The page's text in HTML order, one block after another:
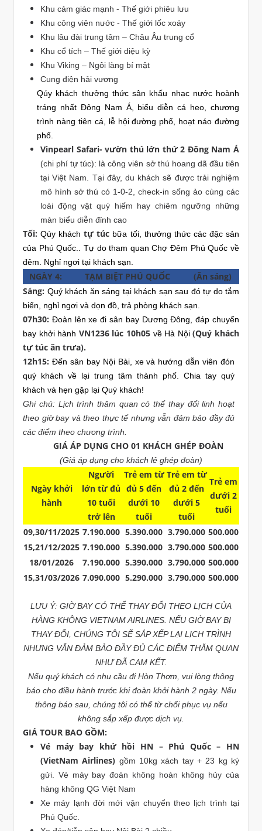
Khu cảm giác mạnh - Thế giới phiêu lưu
Khu công viên nước - Thế giới lốc xoáy
Khu lâu đài trung tâm – Châu Âu trung cổ
Khu cổ tích – Thế giới diệu kỳ
Khu Viking – Ngôi làng bí mật
Cung điện hải vương
Qúy khách thưởng thức sân khấu nhạc nước hoành
tráng nhất Đông Nam Á, biểu diễn cá heo, chương
trình nàng tiên cá, lễ hội đường phố, hoạt náo đường
phố.
Vinpearl Safari- vườn thú lớn thứ 2 Đông Nam Á
(chi phí tự túc): là công viên sở thú hoang dã đầu tiên
tại Việt Nam. Tại đây, du khách sẽ được trải nghiệm
mô hình sở thú có 1-0-2, check-in sống ảo cùng các
loài động vật quý hiếm hay chiêm ngưỡng những
màn biểu diễn đỉnh cao
Tối: Qúy kháchtự túc bữa tối, thưởng thức các đặc sản
của Phú Quốc.. Tự do tham quan Chợ Đêm Phú Quốc về
đêm. Nghỉ ngơi tại khách sạn.
NGÀY 4: TẠM BIỆT PHÚ QUỐC
(Ăn sáng)
Sáng: Quý khách ăn sáng tại khách sạn sau đó tự do tắm
biển, nghỉ ngơi và dọn đồ, trả phòng khách sạn.
07h30: Đoàn lên xe đi sân bay Dương Đông, đáp chuyến
bay khởi hành VN1236 lúc 10h05 về Hà Nội(Quý khách
tự túc ăn trưa).
12h15: Đến sân bay Nội Bài, xe và hướng dẫn viên đón
quý khách về lại trung tâm thành phố. Chia tay quý
khách và hẹn gặp lại Quý khách!
Ghi chú: Lịch trình thăm quan có thể thay đổi linh hoạt
theo giờ bay và theo thực tế nhưng vẫn đảm bảo đầy đủ
các điểm theo chương trình.
GIÁ ÁP DỤNG CHO 01 KHÁCH GHÉP ĐOÀN
(Giá áp dụng cho khách lẻ ghép đoàn)
Ngày khởi
hành
Người
lớn từ đủ
10 tuổi
trở lên
Trẻ em từ
đủ 5 đến
dưới 10
tuổi
Trẻ em từ
đủ 2 đến
dưới 5
tuổi
Trẻ em
dưới 2
tuổi
09,30/11/2025 7.190.000 5.390.000 3.790.000 500.000
15,21/12/2025 7.190.000 5.390.000 3.790.000 500.000
18/01/2026
7.190.000 5.390.000 3.790.000 500.000
15,31/03/2026 7.090.000 5.290.000 3.790.000 500.000
LƯU Ý: GIỜ BAY CÓ THỂ THAY ĐỔI THEO LỊCH CỦA
HÀNG KHÔNG VIETNAM AIRLINES. NẾU GIỜ BAY BỊ
THAY ĐỔI, CHÚNG TÔI SẼ SẮP XẾP LẠI LỊCH TRÌNH
NHƯNG VẪN ĐẢM BẢO ĐẦY ĐỦ CÁC ĐIỂM THĂM QUAN
NHƯ ĐÃ CAM KẾT.
Nếu quý khách có nhu cầu đi Hòn Thơm, vui lòng thông
báo cho điều hành trước khi đoàn khởi hành 2 ngày. Nếu
thông báo sau, chúng tôi có thể từ chối phục vụ nếu
không sắp xếp được dịch vụ.
GIÁ TOUR BAO GỒM:
Vé máy bay khứ hồi HN – Phú Quốc – HN
(VietNam Airlines) gồm 10kg xách tay + 23 kg ký
gửi. Vé máy bay đoàn không hoàn không hủy của
hàng không QG Việt Nam
Xe máy lạnh đời mới vận chuyển theo lịch trình tại
Phú Quốc.